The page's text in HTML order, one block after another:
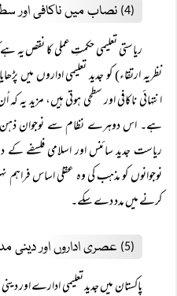
(4) نصاب میں ناکافی اور
ریاستی تعلیمی حکمتِ عملی کا نقص یہ
نظریہ ارتقاء) کو جدید تعلیمی اداروں میں
انتہائی ناکافی اور سطحی ہوتی ہیں، مزید یہ
ہے۔ اس دوہرے نظام سے نوجوان ذہن
ریاست جدید سائنس اور اسلامی فلسفے کے
نوجوانوں کو مذہب کی وہ عقلی اساس فراہم
کرنے میں مدد دے سکے۔
(5) عصری اداروں اور دینی
پاکستان میں جدید تعلیمی ادارے اور